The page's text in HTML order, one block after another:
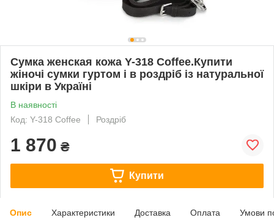
Сумка женская кожа Y-318 Coffee.Купити
жіночі сумки гуртом і в роздріб із натуральної
шкіри в Україні
В наявності
Код: Y-318 Coffee
Роздріб
1 870 ₴
Купити
Опис Характеристики Доставка Оплата Умови